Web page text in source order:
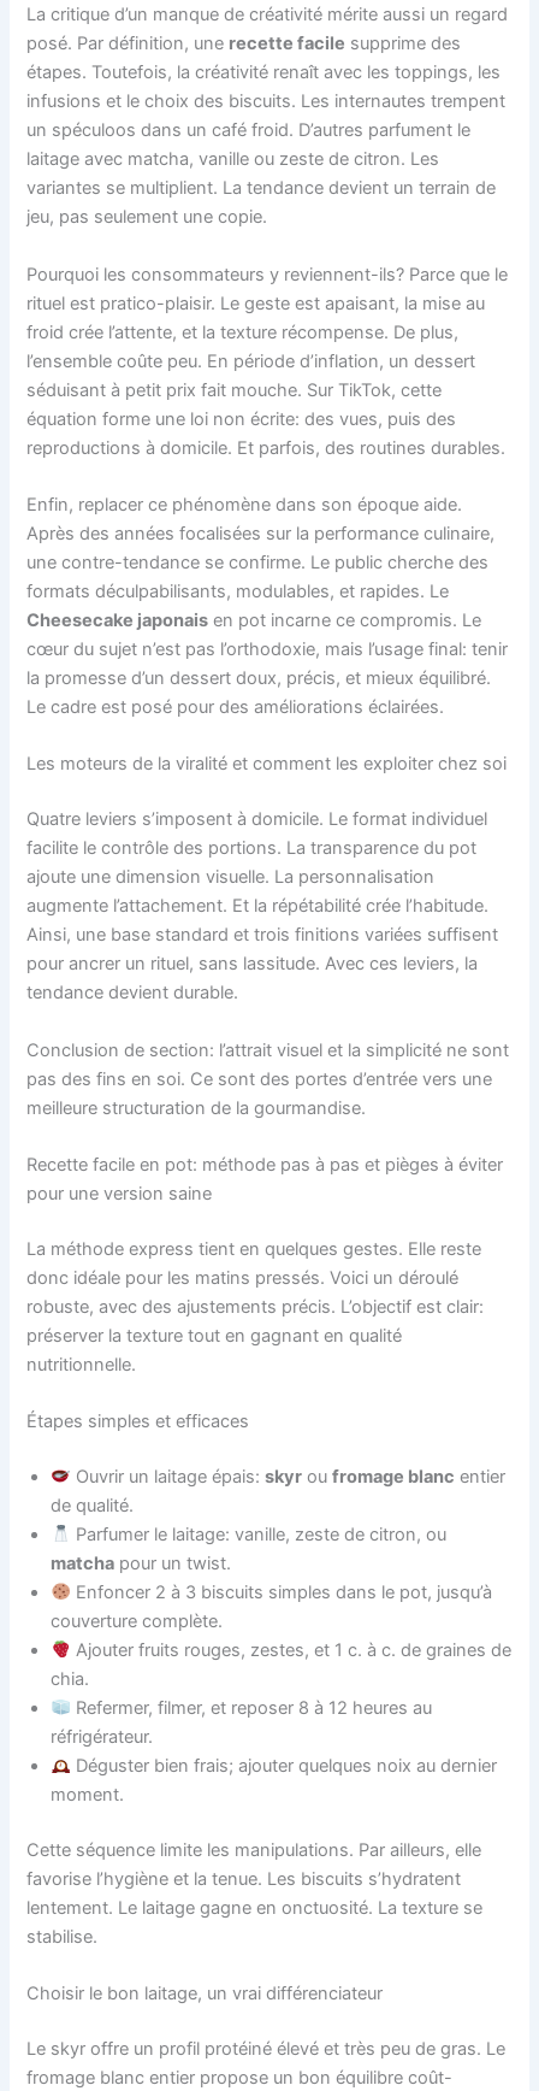
La critique d’un manque de créativité mérite aussi un regard
posé. Par définition, une recette facile supprime des
étapes. Toutefois, la créativité renaît avec les toppings, les
infusions et le choix des biscuits. Les internautes trempent
un spéculoos dans un café froid. D’autres parfument le
laitage avec matcha, vanille ou zeste de citron. Les
variantes se multiplient. La tendance devient un terrain de
jeu, pas seulement une copie.
Pourquoi les consommateurs y reviennent-ils? Parce que le
rituel est pratico-plaisir. Le geste est apaisant, la mise au
froid crée l’attente, et la texture récompense. De plus,
l’ensemble coûte peu. En période d’inflation, un dessert
séduisant à petit prix fait mouche. Sur TikTok, cette
équation forme une loi non écrite: des vues, puis des
reproductions à domicile. Et parfois, des routines durables.
Enfin, replacer ce phénomène dans son époque aide.
Après des années focalisées sur la performance culinaire,
une contre-tendance se confirme. Le public cherche des
formats déculpabilisants, modulables, et rapides. Le
Cheesecake japonais en pot incarne ce compromis. Le
cœur du sujet n’est pas l’orthodoxie, mais l’usage final: tenir
la promesse d’un dessert doux, précis, et mieux équilibré.
Le cadre est posé pour des améliorations éclairées.
Les moteurs de la viralité et comment les exploiter chez soi
Quatre leviers s’imposent à domicile. Le format individuel
facilite le contrôle des portions. La transparence du pot
ajoute une dimension visuelle. La personnalisation
augmente l’attachement. Et la répétabilité crée l’habitude.
Ainsi, une base standard et trois finitions variées suffisent
pour ancrer un rituel, sans lassitude. Avec ces leviers, la
tendance devient durable.
Conclusion de section: l’attrait visuel et la simplicité ne sont
pas des fins en soi. Ce sont des portes d’entrée vers une
meilleure structuration de la gourmandise.
Recette facile en pot: méthode pas à pas et pièges à éviter
pour une version saine
La méthode express tient en quelques gestes. Elle reste
donc idéale pour les matins pressés. Voici un déroulé
robuste, avec des ajustements précis. L’objectif est clair:
préserver la texture tout en gagnant en qualité
nutritionnelle.
Étapes simples et efficaces
Ouvrir un laitage épais:skyr oufromage blanc entier
de qualité.
Parfumer le laitage: vanille, zeste de citron, ou
matcha pour un twist.
Enfoncer 2 à 3 biscuits simples dans le pot, jusqu’à
couverture complète.
Ajouter fruits rouges, zestes, et 1 c. à c. de graines de
chia.
Refermer, filmer, et reposer 8 à 12 heures au
réfrigérateur.
Déguster bien frais; ajouter quelques noix au dernier
moment.
Cette séquence limite les manipulations. Par ailleurs, elle
favorise l’hygiène et la tenue. Les biscuits s’hydratent
lentement. Le laitage gagne en onctuosité. La texture se
stabilise.
Choisir le bon laitage, un vrai différenciateur
Le skyr offre un profil protéiné élevé et très peu de gras. Le
fromage blanc entier propose un bon équilibre coût-